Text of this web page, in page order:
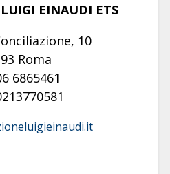
EINAUDI ETS
10
Roma
6865461